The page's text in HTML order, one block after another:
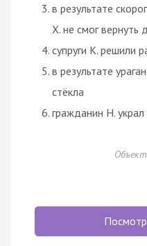
в результате
X. не смог вернуть
супруги К. решили
в результате
стёкла
гражданин Н.